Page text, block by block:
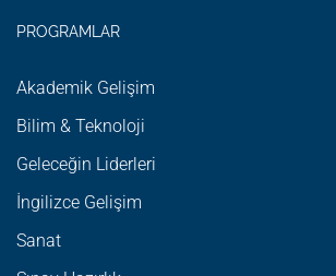
PROGRAMLAR
Akademik Gelişim
Bilim & Teknoloji
Geleceğin Liderleri
İngilizce Gelişim
Sanat